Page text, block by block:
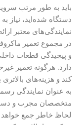
باید به طور مرتب
دستگاه شده‌اید، نیاز
نمایندگی‌های معتبر
در مجموع تعمیر
و پیچیدگی قطعات
دارد. هرگونه تعمیر
کند و هزینه‌های
به عنوان نمایندگی
متخصصان مجرب و
لحاظ خاطر جمع خواهد